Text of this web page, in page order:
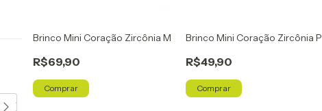
Brinco Mini Coração Zircônia M
R$69,90
Comprar
Brinco Mini Coração Zircônia P
R$49,90
Comprar